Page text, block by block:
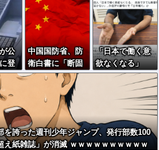
サー、ベントレ
ー事故で“偽セレ
ブ生活”発覚ｗｗ
ｗｗｗｗ
ます」
公
登
援
ロ
ん
中国国防省、防
衛白書に「断固
反対」 内政干渉
をやめるよう求
「日本で働く意
欲なくなる」
外国人、自活で
きても新要件
「届かない」…
永住許可厳格化
で「日本離れ」
か
を誇った週刊少年ジャンプ、発行部数100
紙雑誌」が消滅 ｗｗｗｗｗｗｗｗｗｗ